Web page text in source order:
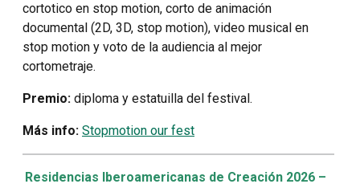
cortotico en stop motion, corto de animación
documental (2D, 3D, stop motion), video musical en
stop motion y voto de la audiencia al mejor
cortometraje.
Premio: diploma y estatuilla del festival.
Más info: Stopmotion our fest
Residencias Iberoamericanas de Creación 2026 –